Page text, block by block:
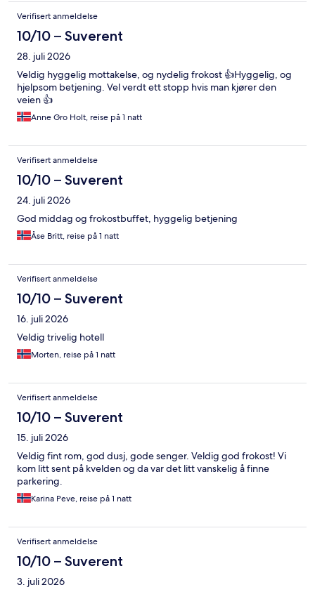
Verifisert anmeldelse
10/10 – Suverent
28. juli 2026
Veldig hyggelig mottakelse, og nydelig frokost 👍Hyggelig, og
hjelpsom betjening. Vel verdt ett stopp hvis man kjører den
veien 👍
Anne Gro Holt, reise på 1 natt
Verifisert anmeldelse
10/10 – Suverent
24. juli 2026
God middag og frokostbuffet, hyggelig betjening
Åse Britt, reise på 1 natt
Verifisert anmeldelse
10/10 – Suverent
16. juli 2026
Veldig trivelig hotell
Morten, reise på 1 natt
Verifisert anmeldelse
10/10 – Suverent
15. juli 2026
Veldig fint rom, god dusj, gode senger. Veldig god frokost! Vi
kom litt sent på kvelden og da var det litt vanskelig å finne
parkering.
Karina Peve, reise på 1 natt
Verifisert anmeldelse
10/10 – Suverent
3. juli 2026